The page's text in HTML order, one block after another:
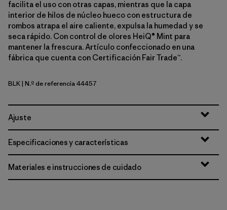
facilita el uso con otras capas, mientras que la capa
interior de hilos de núcleo hueco con estructura de
rombos atrapa el aire caliente, expulsa la humedad y se
seca rápido. Con control de olores HeiQ® Mint para
mantener la frescura. Artículo confeccionado en una
fábrica que cuenta con Certificación Fair Trade™.
Black
BLK| N.º de referencia 44457
Ajuste
Especificaciones y características
Materiales e instrucciones de cuidado